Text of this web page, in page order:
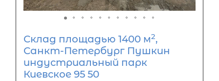
Склад площадью 1400 м2,
Санкт-Петербург Пушкин
индустриальный парк
Киевское 95 50